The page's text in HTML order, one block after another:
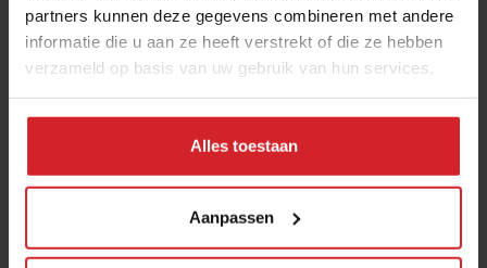
partners kunnen deze gegevens combineren met andere
informatie die u aan ze heeft verstrekt of die ze hebben
verzameld op basis van uw gebruik van hun services.
Alles toestaan
Aanpassen
Kort culinair nieuws: Ewout Eleveld gaat verder in catering en
12 juni 2025 | 3 min
Gastronomie Chefs